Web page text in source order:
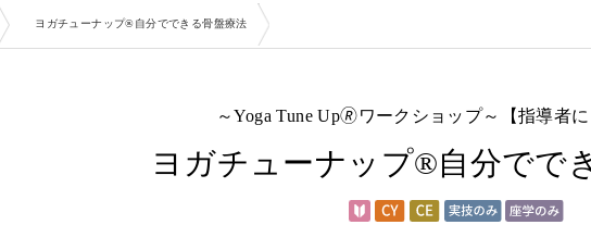
ヨガチューナップ®自分でできる骨盤療法
～Yoga Tune Up🄬ワークショップ～【指導者に
ヨガチューナップ®自分でで